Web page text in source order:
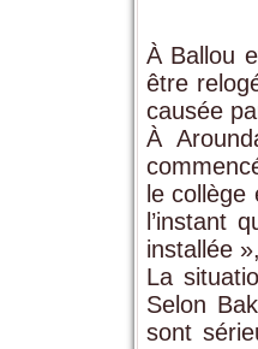
À Ballou
être
causée
À
le
l’instant
installée
La
Selon
sont